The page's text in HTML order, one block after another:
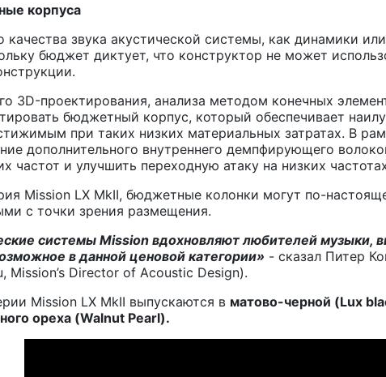
корпуса
звука акустической системы, как динамики
бюджет диктует, что конструктор не может
3D-проектирования, анализа методом конечных
бюджетный корпус, который обеспечивает
при таких низких материальных затратах. В
дополнительного внутреннего демпфирующего
частот и улучшить переходную атаку на низких
Mission LX MkII, бюджетные колонки могут по-
с точки зрения размещения.
системы Mission вдохновляют любителей музыки,
в данной ценовой категории» - сказал Питер
Mission’s Director of Acoustic Design).
Mission LX MkII выпускаются в матово-черной (Lux
ореха (Walnut Pearl).